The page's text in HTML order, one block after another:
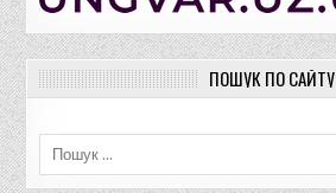
ПОШУК ПО САЙТУ